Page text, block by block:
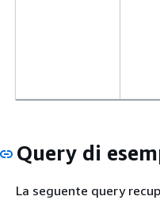
Query di
La seguente query